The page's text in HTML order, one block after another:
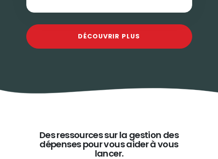
DÉCOUVRIR PLUS
Des ressources sur la gestion des
dépenses pour vous aider à vous
lancer.